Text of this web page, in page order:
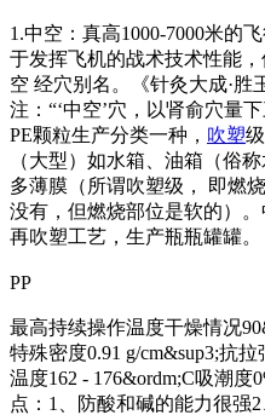
1.中空：真高1000-7000米的
于发挥飞机的战术技术性能
空 经穴别名。《针灸大成·胜
注：“‘中空’穴，以肾俞穴量
PE颗粒生产分类一种， 吹塑
（大型）如水箱、油箱（俗
多薄膜（所谓吹塑级， 即燃
没有，但燃烧部位是软的）
再吹塑工艺，生产瓶瓶罐罐。
PP
最高持续操作温度干燥情况
特殊密度0.91 g/cm&sup3;抗
温度162 - 176&ordm;C吸潮
点：1、防酸和碱的能力很强